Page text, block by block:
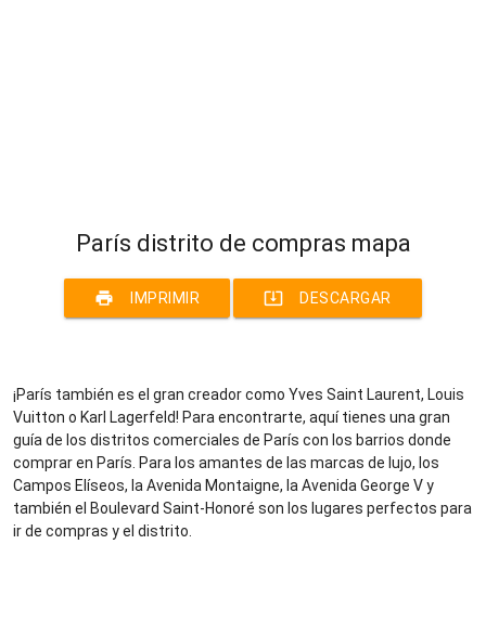
París distrito de compras mapa
print IMPRIMIR system_update_alt DESCARGAR
¡París también es el gran creador como Yves Saint Laurent, Louis
Vuitton o Karl Lagerfeld! Para encontrarte, aquí tienes una gran
guía de los distritos comerciales de París con los barrios donde
comprar en París. Para los amantes de las marcas de lujo, los
Campos Elíseos, la Avenida Montaigne, la Avenida George V y
también el Boulevard Saint-Honoré son los lugares perfectos para
ir de compras y el distrito.